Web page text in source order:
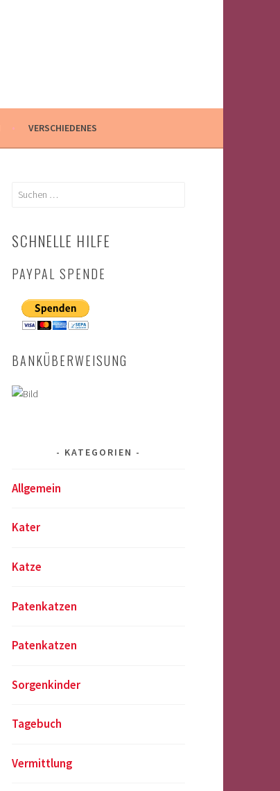
VERSCHIEDENES
Suchen
SCHNELLE HILFE
PAYPAL SPENDE
BANKÜBERWEISUNG
KATEGORIEN
Allgemein
Kater
Katze
Patenkatzen
Patenkatzen
Sorgenkinder
Tagebuch
Vermittlung